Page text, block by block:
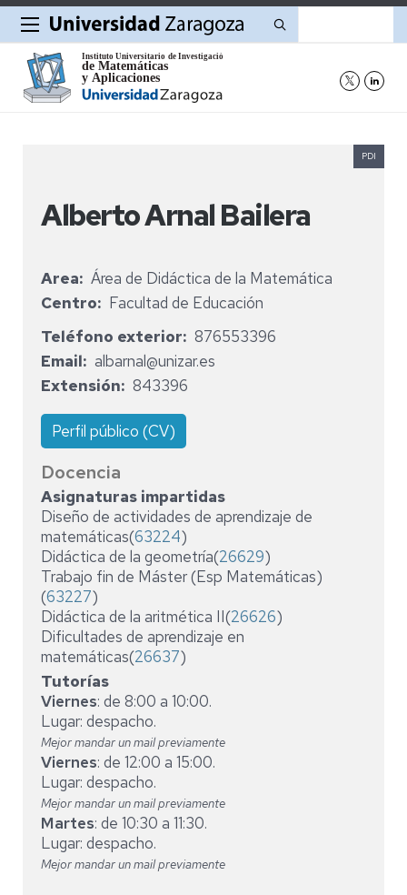
Alberto Arnal Bailera
PDI
Area
Área de Didáctica de la Matemática
Centro
Facultad de Educación
Teléfono exterior
876553396
Email
albarnal@unizar.es
Extensión
843396
Perfil público (CV)
Docencia
Asignaturas impartidas
Diseño de actividades de aprendizaje de
matemáticas(63224)
Didáctica de la geometría(26629)
Trabajo fin de Máster (Esp Matemáticas)
(63227)
Didáctica de la aritmética II(26626)
Dificultades de aprendizaje en
matemáticas(26637)
Tutorías
Viernes: de 8:00 a 10:00.
Lugar: despacho.
Mejor mandar un mail previamente
Viernes: de 12:00 a 15:00.
Lugar: despacho.
Mejor mandar un mail previamente
Martes: de 10:30 a 11:30.
Lugar: despacho.
Mejor mandar un mail previamente